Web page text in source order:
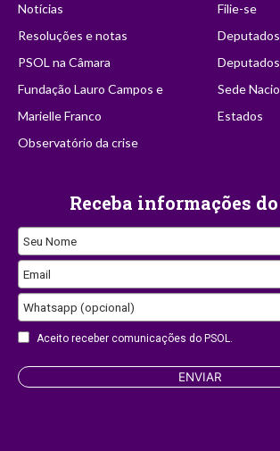
Notícias
Resoluções e notas
PSOL na Câmara
Fundação Lauro Campos e
Marielle Franco
Observatório da crise
Filie-se
Sede
Estados
Receba informações do
Seu Nome
Email
Whatsapp (opcional)
Aceito receber comunicações do PSOL.
Email
Address
ENVIAR